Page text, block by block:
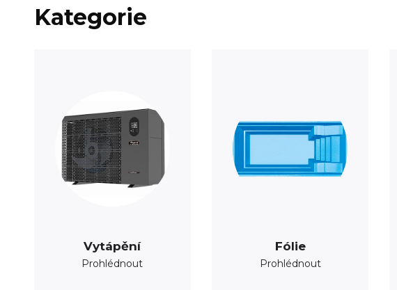
Kategorie
Vytápění
Prohlédnout
Fólie
Prohlédnout